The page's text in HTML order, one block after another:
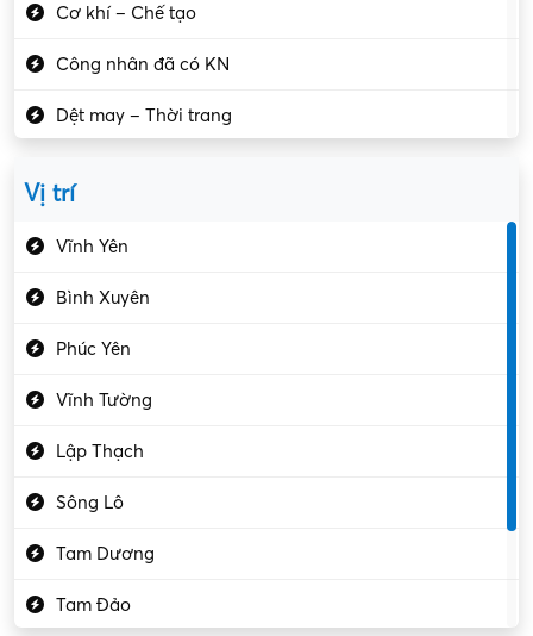
Cơ khí – Chế tạo
Công nhân đã có KN
Dệt may – Thời trang
Kiểm soát chất lượng
Vị trí
Vĩnh Yên
Bình Xuyên
Phúc Yên
Vĩnh Tường
Lập Thạch
Sông Lô
Tam Dương
Tam Đảo